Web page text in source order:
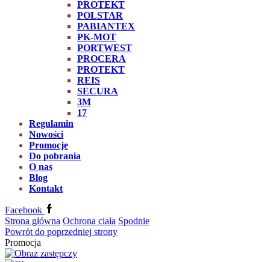
PROTEKT
POLSTAR
PABIANTEX
PK-MOT
PORTWEST
PROCERA
PROTEKT
REIS
SECURA
3M
17
Regulamin
Nowości
Promocje
Do pobrania
O nas
Blog
Kontakt
Facebook
Strona główna Ochrona ciała Spodnie
Powrót do poprzedniej strony
Promocja